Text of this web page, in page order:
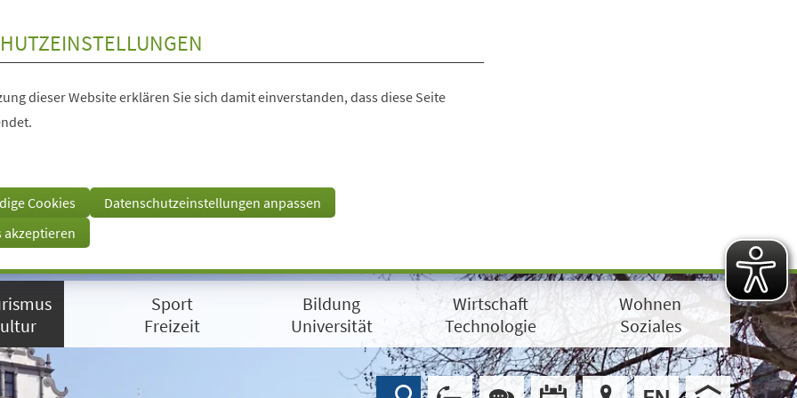
dieser Website erklären Sie sich damit einverstanden, dass diese Seite
Cookies
Datenschutzeinstellungen anpassen
akzeptieren
Sport
Freizeit
Bildung
Universität
Wirtschaft
Technologie
Wohnen
Soziales